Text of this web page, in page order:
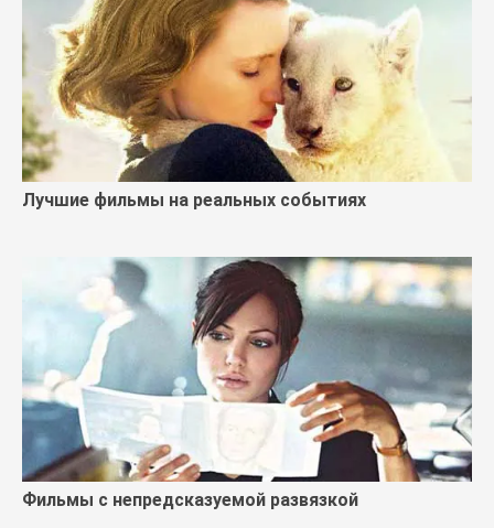
Лучшие фильмы на реальных событиях
Фильмы с непредсказуемой развязкой